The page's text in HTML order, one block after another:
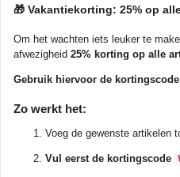
RODEN - Jeugdherberg De
Uitgever: Ned. Jeugdherberg Centr.,
De rechte lijnen die soms op de scan
staan niet op de ansichtkaart zelf.
Verzending binnen Nederland: slechts
🎁 Vakantiekorting: 25% op
Om het wachten iets leuker te
afwezigheid 25% korting op alle
Gebruik hiervoor de
Zo werkt het:
Voeg de gewenste artikelen
Vul eerst de kortingscode